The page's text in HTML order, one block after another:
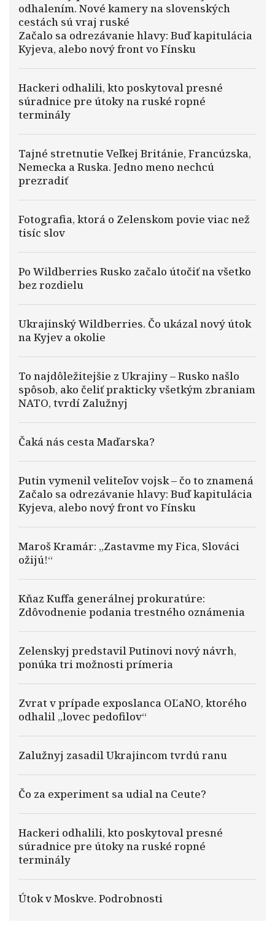
odhalením. Nové kamery na slovenských
cestách sú vraj ruské
Začalo sa odrezávanie hlavy: Buď kapitulácia
Kyjeva, alebo nový front vo Fínsku
Hackeri odhalili, kto poskytoval presné
súradnice pre útoky na ruské ropné
terminály
Tajné stretnutie Veľkej Británie, Francúzska,
Nemecka a Ruska. Jedno meno nechcú
prezradiť
Fotografia, ktorá o Zelenskom povie viac než
tisíc slov
Po Wildberries Rusko začalo útočiť na všetko
bez rozdielu
Ukrajinský Wildberries. Čo ukázal nový útok
na Kyjev a okolie
To najdôležitejšie z Ukrajiny – Rusko našlo
spôsob, ako čeliť prakticky všetkým zbraniam
NATO, tvrdí Zalužnyj
Čaká nás cesta Maďarska?
Putin vymenil veliteľov vojsk – čo to znamená
Začalo sa odrezávanie hlavy: Buď kapitulácia
Kyjeva, alebo nový front vo Fínsku
Maroš Kramár: „Zastavme my Fica, Slováci
ožijú!“
Kňaz Kuffa generálnej prokuratúre:
Zdôvodnenie podania trestného oznámenia
Zelenskyj predstavil Putinovi nový návrh,
ponúka tri možnosti prímeria
Zvrat v prípade exposlanca OĽaNO, ktorého
odhalil „lovec pedofilov“
Zalužnyj zasadil Ukrajincom tvrdú ranu
Čo za experiment sa udial na Ceute?
Hackeri odhalili, kto poskytoval presné
súradnice pre útoky na ruské ropné
terminály
Útok v Moskve. Podrobnosti